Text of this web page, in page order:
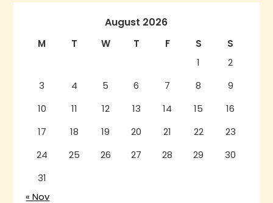
August 2026
M T W T F S
S
1
2
3
4 5 6 7 8
9
10
11 12 13 14 15
16
17
18 19 20 21 22
23
24
25 26 27 28 29
30
31
« Nov